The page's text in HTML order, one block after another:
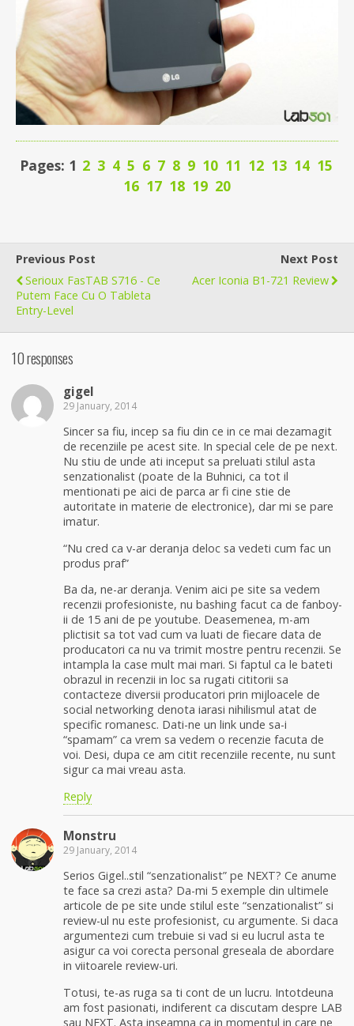
Pages: 1 2 3 4 5 6 7 8 9 10 11 12 13 14 15
16 17 18 19 20
Previous Post
Serioux FasTAB S716 - Ce
Putem Face Cu O Tableta
Entry-Level
Next Post
Acer Iconia B1-721 Review
10 responses
gigel
29 January, 2014
Sincer sa fiu, incep sa fiu din ce in ce mai dezamagit
de recenziile pe acest site. In special cele de pe next.
Nu stiu de unde ati inceput sa preluati stilul asta
senzationalist (poate de la Buhnici, ca tot il
mentionati pe aici de parca ar fi cine stie de
autoritate in materie de electronice), dar mi se pare
imatur.
“Nu cred ca v-ar deranja deloc sa vedeti cum fac un
produs praf”
Ba da, ne-ar deranja. Venim aici pe site sa vedem
recenzii profesioniste, nu bashing facut ca de fanboy-
ii de 15 ani de pe youtube. Deasemenea, m-am
plictisit sa tot vad cum va luati de fiecare data de
producatori ca nu va trimit mostre pentru recenzii. Se
intampla la case mult mai mari. Si faptul ca le bateti
obrazul in recenzii in loc sa rugati cititorii sa
contacteze diversii producatori prin mijloacele de
social networking denota iarasi nihilismul atat de
specific romanesc. Dati-ne un link unde sa-i
“spamam” ca vrem sa vedem o recenzie facuta de
voi. Desi, dupa ce am citit recenziile recente, nu sunt
sigur ca mai vreau asta.
Reply
Monstru
29 January, 2014
Serios Gigel..stil “senzationalist” pe NEXT? Ce anume
te face sa crezi asta? Da-mi 5 exemple din ultimele
articole de pe site unde stilul este “senzationalist” si
review-ul nu este profesionist, cu argumente. Si daca
argumentezi cum trebuie si vad si eu lucrul asta te
asigur ca voi corecta personal greseala de abordare
in viitoarele review-uri.
Totusi, te-as ruga sa ti cont de un lucru. Intotdeuna
am fost pasionati, indiferent ca discutam despre LAB
sau NEXT. Asta inseamna ca in momentul in care ne